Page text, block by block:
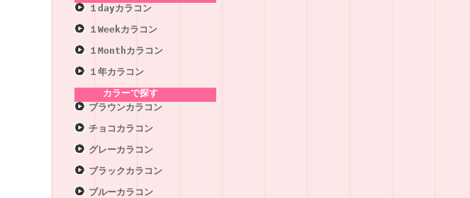
１dayカラコン
１Weekカラコン
１Monthカラコン
１年カラコン
カラーで探す
ブラウンカラコン
チョコカラコン
グレーカラコン
ブラックカラコン
ブルーカラコン